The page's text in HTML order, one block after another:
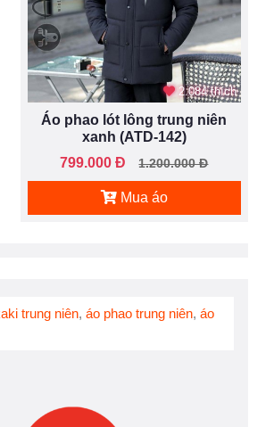
2.084 thích
Áo phao lót lông trung niên
xanh (ATD-142)
799.000 Đ
1.200.000 Đ
Mua áo
trung niên, áo phao trung niên, áo